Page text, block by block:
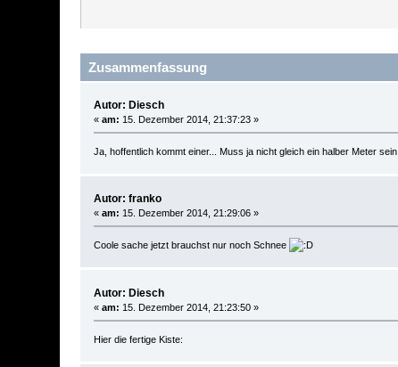
Zusammenfassung
Autor: Diesch
«am: 15. Dezember 2014, 21:37:23 »
Ja, hoffentlich kommt einer... Muss ja nicht gleich ein halber Meter sein.
Autor: franko
«am: 15. Dezember 2014, 21:29:06 »
Coole sache jetzt brauchst nur noch Schnee
Autor: Diesch
«am: 15. Dezember 2014, 21:23:50 »
Hier die fertige Kiste: